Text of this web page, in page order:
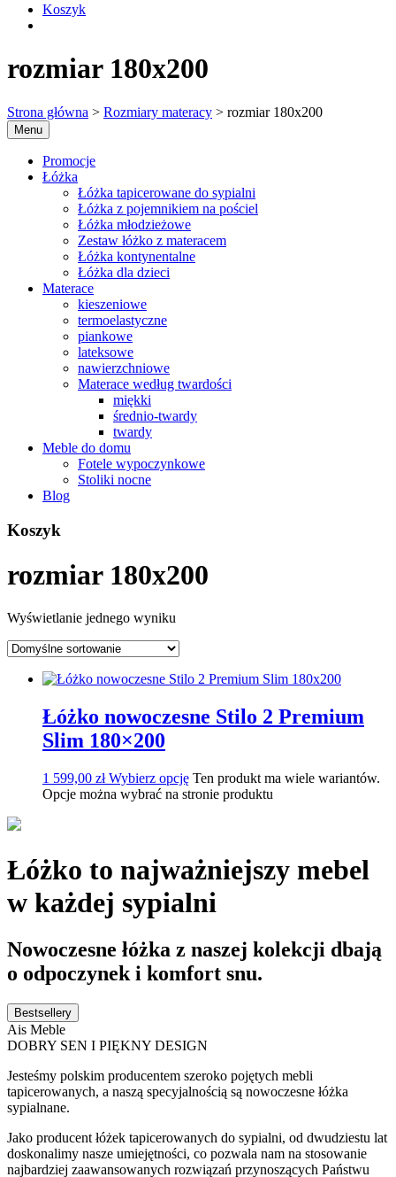
Koszyk
rozmiar 180x200
Strona główna > Rozmiary materacy > rozmiar 180x200
Menu
Promocje
Łóżka
Łóżka tapicerowane do sypialni
Łóżka z pojemnikiem na pościel
Łóżka młodzieżowe
Zestaw łóżko z materacem
Łóżka kontynentalne
Łóżka dla dzieci
Materace
kieszeniowe
termoelastyczne
piankowe
lateksowe
nawierzchniowe
Materace według twardości
miękki
średnio-twardy
twardy
Meble do domu
Fotele wypoczynkowe
Stoliki nocne
Blog
Koszyk
rozmiar 180x200
Wyświetlanie jednego wyniku
Łóżko nowoczesne Stilo 2 Premium
Slim 180×200
1 599,00 zł Wybierz opcję Ten produkt ma wiele wariantów.
Opcje można wybrać na stronie produktu
Łóżko to najważniejszy mebel
w każdej sypialni
Nowoczesne łóżka z naszej kolekcji dbają
o odpoczynek i komfort snu.
Bestsellery
Ais Meble
DOBRY SEN I PIĘKNY DESIGN
Jesteśmy polskim producentem szeroko pojętych mebli
tapicerowanych, a naszą specyjalnością są nowoczesne łóżka
sypialnane.
Jako producent łóżek tapicerowanych do sypialni, od dwudziestu lat
doskonalimy nasze umiejętności, co pozwala nam na stosowanie
najbardziej zaawansowanych rozwiązań przynoszących Państwu